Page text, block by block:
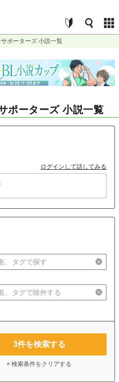
ポーターズ 小説一覧
ポーターズ 小説一覧
ログインして話してみる
3件を検索する
× 検索条件をクリアする